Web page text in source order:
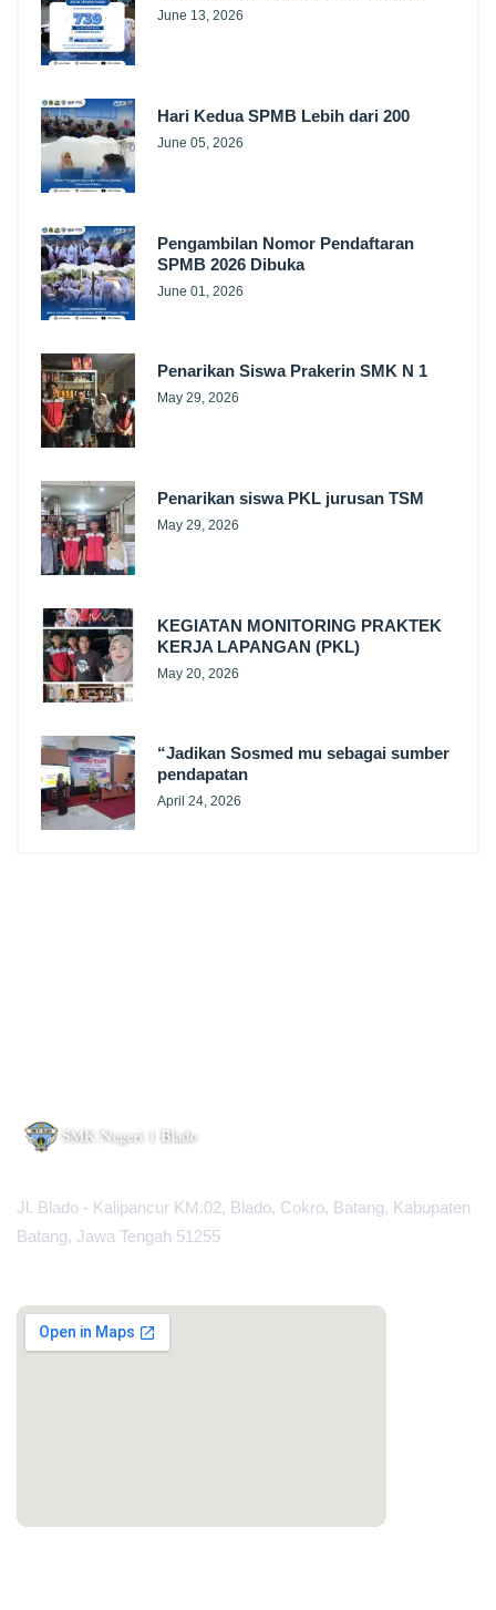
June 13, 2026
Hari Kedua SPMB Lebih dari 200
June 05, 2026
Pengambilan Nomor Pendaftaran
SPMB 2026 Dibuka
June 01, 2026
Penarikan Siswa Prakerin SMK N 1
May 29, 2026
Penarikan siswa PKL jurusan TSM
May 29, 2026
KEGIATAN MONITORING PRAKTEK
KERJA LAPANGAN (PKL)
May 20, 2026
“Jadikan Sosmed mu sebagai sumber
pendapatan
April 24, 2026
Jl. Blado - Kalipancur KM.02, Blado, Cokro, Batang, Kabupaten
Batang, Jawa Tengah 51255